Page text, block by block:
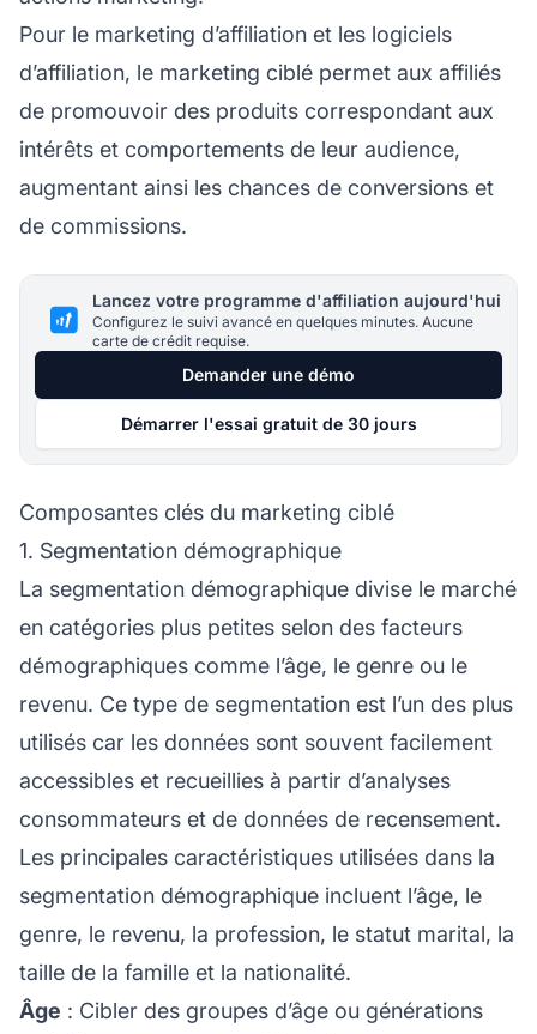
Pour le marketing d’affiliation et les logiciels
d’affiliation, le marketing ciblé permet aux affiliés
de promouvoir des produits correspondant aux
intérêts et comportements de leur audience,
augmentant ainsi les chances de conversions et
de commissions.
Lancez votre programme d'affiliation aujourd'hui
Configurez le suivi avancé en quelques minutes. Aucune
carte de crédit requise.
Demander une démo
Démarrer l'essai gratuit de 30 jours
Composantes clés du marketing ciblé
1. Segmentation démographique
La segmentation démographique divise le marché
en catégories plus petites selon des facteurs
démographiques comme l’âge, le genre ou le
revenu. Ce type de segmentation est l’un des plus
utilisés car les données sont souvent facilement
accessibles et recueillies à partir d’analyses
consommateurs et de données de recensement.
Les principales caractéristiques utilisées dans la
segmentation démographique incluent l’âge, le
genre, le revenu, la profession, le statut marital, la
taille de la famille et la nationalité.
Âge : Cibler des groupes d’âge ou générations